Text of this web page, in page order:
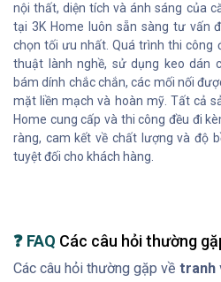
nội thất, diện tích và ánh sáng của
tại 3K Home luôn sẵn sàng tư vấn
chọn tối ưu nhất. Quá trình thi công
thuật lành nghề, sử dụng keo dán
bám dính chắc chắn, các mối nối
mặt liền mạch và hoàn mỹ. Tất cả
Home cung cấp và thi công đều đi
ràng, cam kết về chất lượng và độ
tuyệt đối cho khách hàng.
❓ FAQ Các câu hỏi thường
Các câu hỏi thường gặp về tranh